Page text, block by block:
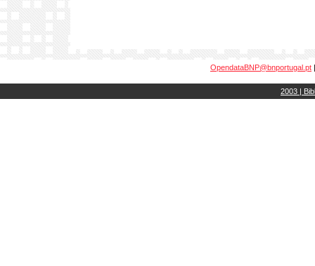
OpendataBNP@bnportugal.pt
2003 |